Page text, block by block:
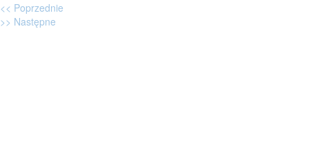
<< Poprzednie
>> Następne